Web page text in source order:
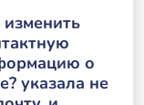
инструкцию,
удалить?
изменить
о
указала не